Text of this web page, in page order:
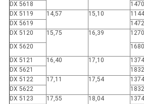
DX 5618
1470
DX 5119
14,57 15,10 1144
DX 5619
1472
DX 5120
15,75 16,39 1270
DX 5620
1680
DX 5121
16,40 17,10 1374
DX 5621
1832
DX 5122
17,11 17,54 1374
DX 5622
1832
DX 5123
17,55 18,04 1374